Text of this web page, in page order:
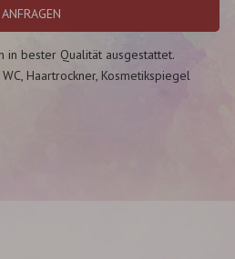
ANFRAGEN
in bester Qualität ausgestattet.
Haartrockner, Kosmetikspiegel